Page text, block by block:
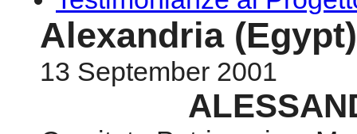
Alexandria (Egypt)
13 September 2001